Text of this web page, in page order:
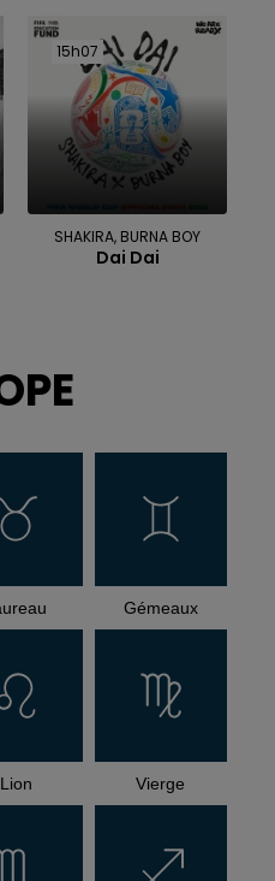
15h07
15h07
SHAKIRA, BURNA BOY
Dai Dai
Gémeaux
Lion Vierge